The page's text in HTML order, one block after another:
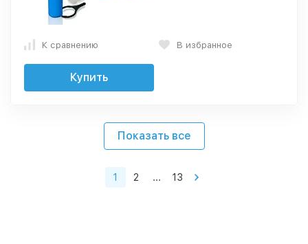
К сравнению В избранное
Купить
Показать все
1 2 ... 13